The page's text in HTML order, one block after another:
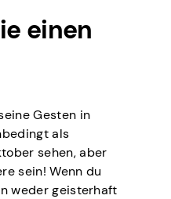
einen
Gesten in
als
sehen, aber
sein! Wenn du
weder geisterhaft